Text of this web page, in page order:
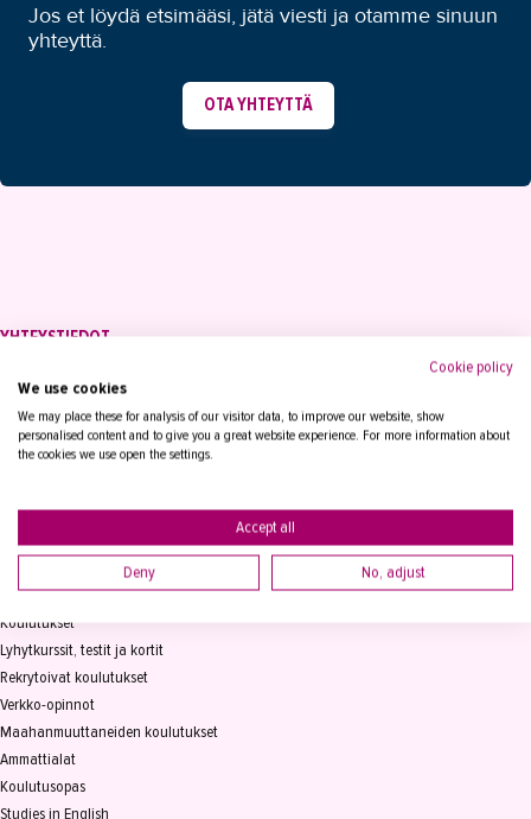
Jos et löydä etsimääsi, jätä viesti ja otamme sinuun
yhteyttä.
OTA YHTEYTTÄ
YHTEYSTIEDOT
PL 15, 33821 Tampere
Vaihde03 2361 111
info@takk.fi
KOULUTUS
Koulutukset
Lyhytkurssit, testit ja kortit
Rekrytoivat koulutukset
Verkko-opinnot
Maahanmuuttaneiden koulutukset
Ammattialat
Koulutusopas
Studies in English
Cookie policy
We use cookies
We may place these for analysis of our visitor data, to improve our website, show
personalised content and to give you a great website experience. For more information about
the cookies we use open the settings.
Accept all
Deny No, adjust